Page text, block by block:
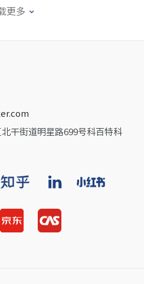
更多
干街道明星路699号科百特科